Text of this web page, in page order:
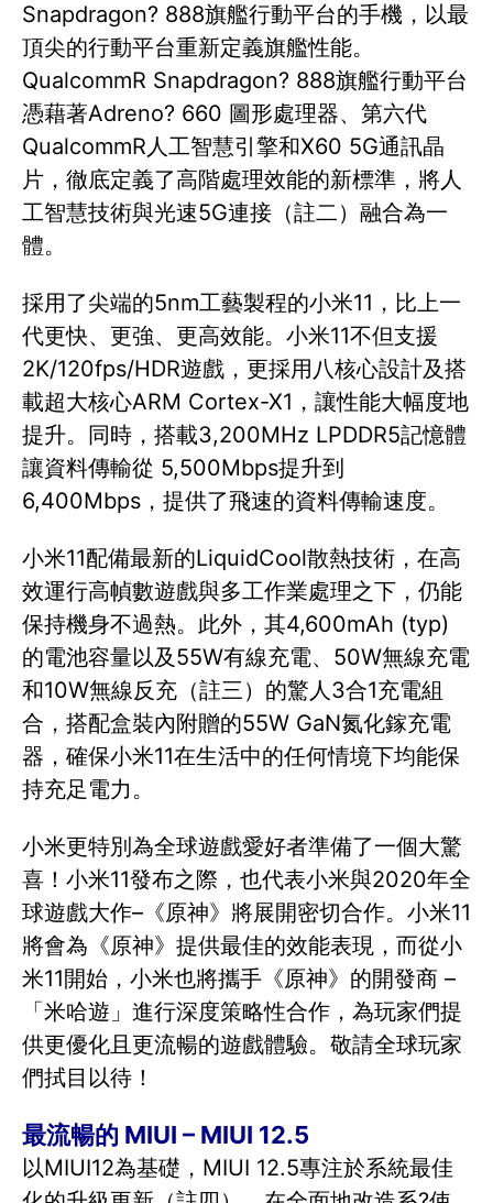
Snapdragon? 888旗艦行動平台的手機，以最
頂尖的行動平台重新定義旗艦性能。
QualcommR Snapdragon? 888旗艦行動平台
憑藉著Adreno? 660 圖形處理器、第六代
QualcommR人工智慧引擎和X60 5G通訊晶
片，徹底定義了高階處理效能的新標準，將人
工智慧技術與光速5G連接（註二）融合為一
體。
採用了尖端的5nm工藝製程的小米11，比上一
代更快、更強、更高效能。小米11不但支援
2K/120fps/HDR遊戲，更採用八核心設計及搭
載超大核心ARM Cortex-X1，讓性能大幅度地
提升。同時，搭載3,200MHz LPDDR5記憶體
讓資料傳輸從 5,500Mbps提升到
6,400Mbps，提供了飛速的資料傳輸速度。
小米11配備最新的LiquidCool散熱技術，在高
效運行高幀數遊戲與多工作業處理之下，仍能
保持機身不過熱。此外，其4,600mAh (typ)
的電池容量以及55W有線充電、50W無線充電
和10W無線反充（註三）的驚人3合1充電組
合，搭配盒裝內附贈的55W GaN氮化鎵充電
器，確保小米11在生活中的任何情境下均能保
持充足電力。
小米更特別為全球遊戲愛好者準備了一個大驚
喜！小米11發布之際，也代表小米與2020年全
球遊戲大作–《原神》將展開密切合作。小米11
將會為《原神》提供最佳的效能表現，而從小
米11開始，小米也將攜手《原神》的開發商 –
「米哈遊」進行深度策略性合作，為玩家們提
供更優化且更流暢的遊戲體驗。敬請全球玩家
們拭目以待！
最流暢的 MIUI – MIUI 12.5
以MIUI12為基礎，MIUI 12.5專注於系統最佳